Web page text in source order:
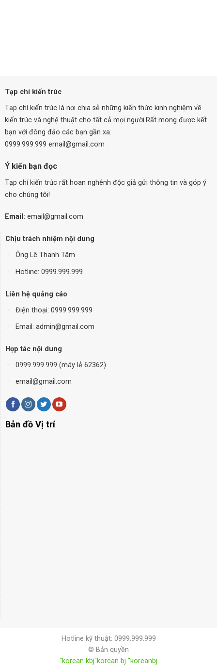
Tạp chí kiến trúc
Tạp chí kiến trúc là nơi chia sẻ những kiến thức kinh nghiệm về
kiến trúc và nghệ thuật cho tất cả mọi người.Rất mong được kết
bạn với đông đảo các bạn gần xa.
0999.999.999 email@gmail.com
Ý kiến bạn đọc
Tạp chí kiến trúc rất hoan nghênh độc giả gửi thông tin và góp ý
cho chúng tôi!
Email: email@gmail.com
Chịu trách nhiệm nội dung
Ông Lê Thanh Tâm
Hotline: 0999.999.999
Liên hệ quảng cáo
Điện thoại: 0999.999.999
Email: admin@gmail.com
Hợp tác nội dung
0999.999.999 (máy lẻ 62362)
email@gmail.com
Bản đồ Vị trí
Hotline kỹ thuật: 0999.999.999
© Bản quyền
"korean kbj​"korean bj "koreanbj​